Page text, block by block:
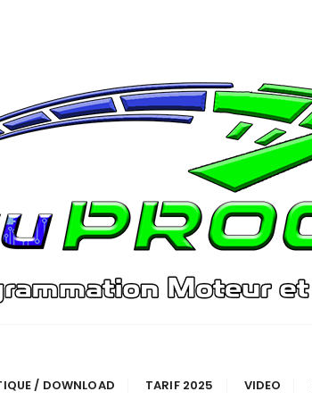
/ DOWNLOAD TARIF 2025 VIDEO